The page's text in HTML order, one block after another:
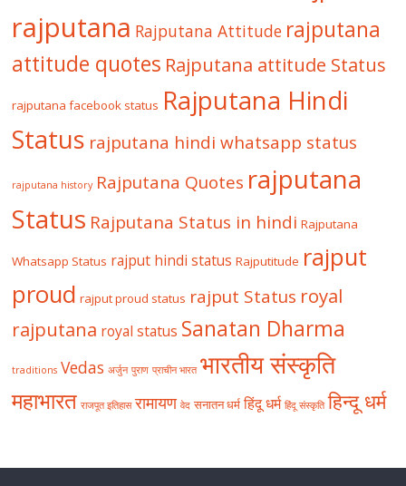
rajputana Rajputana Attitude rajputana
attitude quotes Rajputana attitude Status
rajputana facebook status Rajputana Hindi
Status rajputana hindi whatsapp status
rajputana history Rajputana Quotes rajputana
Status Rajputana Status in hindi Rajputana
Whatsapp Status rajput hindi status Rajputitude rajput
proud rajput proud status rajput Status royal
rajputana royal status Sanatan Dharma
traditions Vedas अर्जुन पुराण प्राचीन भारत भारतीय संस्कृति
महाभारत राजपूत इतिहास रामायण वेद सनातन धर्म हिंदू धर्म हिंदू संस्कृति हिन्दू धर्म